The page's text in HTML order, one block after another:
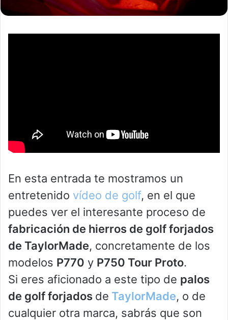
En esta entrada te mostramos un
entretenido vídeo de golf, en el que
puedes ver el interesante proceso de
fabricación de hierros de golf forjados
de TaylorMade, concretamente de los
modelos P770 y P750 Tour Proto.
Si eres aficionado a este tipo de palos
de golf forjados de TaylorMade, o de
cualquier otra marca, sabrás que son